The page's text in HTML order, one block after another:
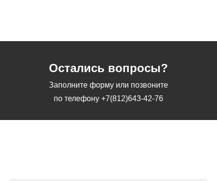
Остались вопросы?
Заполните форму или позвоните
по телефону +7(812)643-42-76